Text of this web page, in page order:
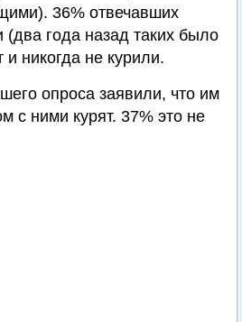
36% отвечавших
(два года назад таких было
и никогда не курили.
опроса заявили, что им
с ними курят. 37% это не